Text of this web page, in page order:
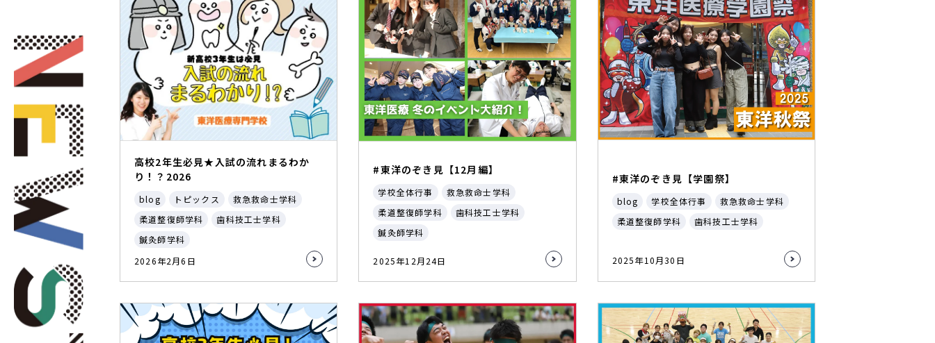
高校2年生必見★入試の流れまるわか
り！？2026
blog トピックス
救急救命士学科
柔道整復師学科
歯科技工士学科
鍼灸師学科
2026年2月6日
#東洋のぞき見【12月編】
学校全体行事
救急救命士学科
柔道整復師学科
歯科技工士学科
鍼灸師学科
2025年12月24日
#東洋のぞき見【学園祭】
blog 学校全体行事
救急救命士学科
柔道整復師学科
歯科技工士学科
2025年10月30日